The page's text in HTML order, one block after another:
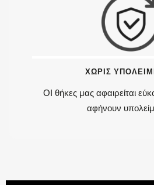
ΧΩΡΙΣ
ΟΙ θήκες μας αφαιρείται
αφήνουν